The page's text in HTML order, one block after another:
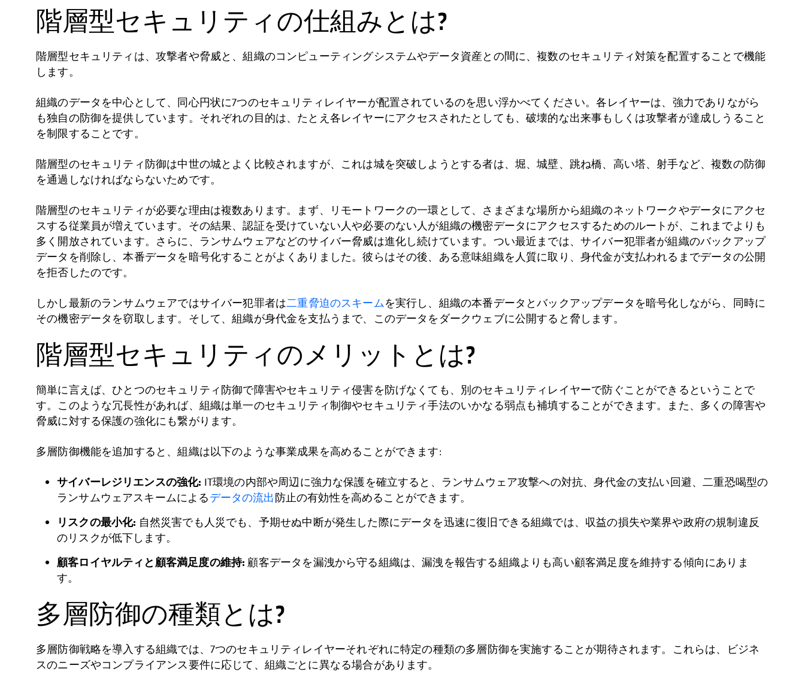
階層型セキュリティの仕組みとは?
階層型セキュリティは、攻撃者や脅威と、組織のコンピューティングシステムやデータ資産との間に、複数のセキュリティ対策を配置することで機能
します。
組織のデータを中心として、同心円状に7つのセキュリティレイヤーが配置されているのを思い浮かべてください。各レイヤーは、強力でありながら
も独自の防御を提供しています。それぞれの目的は、たとえ各レイヤーにアクセスされたとしても、破壊的な出来事もしくは攻撃者が達成しうること
を制限することです。
階層型のセキュリティ防御は中世の城とよく比較されますが、これは城を突破しようとする者は、堀、城壁、跳ね橋、高い塔、射手など、複数の防御
を通過しなければならないためです。
階層型のセキュリティが必要な理由は複数あります。まず、リモートワークの一環として、さまざまな場所から組織のネットワークやデータにアクセ
スする従業員が増えています。その結果、認証を受けていない人や必要のない人が組織の機密データにアクセスするためのルートが、これまでよりも
多く開放されています。さらに、ランサムウェアなどのサイバー脅威は進化し続けています。つい最近までは、サイバー犯罪者が組織のバックアップ
データを削除し、本番データを暗号化することがよくありました。彼らはその後、ある意味組織を人質に取り、身代金が支払われるまでデータの公開
を拒否したのです。
しかし最新のランサムウェアではサイバー犯罪者は二重脅迫のスキームを実行し、組織の本番データとバックアップデータを暗号化しながら、同時に
その機密データを窃取します。そして、組織が身代金を支払うまで、このデータをダークウェブに公開すると脅します。
階層型セキュリティのメリットとは?
簡単に言えば、ひとつのセキュリティ防御で障害やセキュリティ侵害を防げなくても、別のセキュリティレイヤーで防ぐことができるということで
す。このような冗長性があれば、組織は単一のセキュリティ制御やセキュリティ手法のいかなる弱点も補填することができます。また、多くの障害や
脅威に対する保護の強化にも繋がります。
多層防御機能を追加すると、組織は以下のような事業成果を高めることができます:
サイバーレジリエンスの強化: IT環境の内部や周辺に強力な保護を確立すると、ランサムウェア攻撃への対抗、身代金の支払い回避、二重恐喝型の
ランサムウェアスキームによるデータの流出防止の有効性を高めることができます。
リスクの最小化: 自然災害でも人災でも、予期せぬ中断が発生した際にデータを迅速に復旧できる組織では、収益の損失や業界や政府の規制違反
のリスクが低下します。
顧客ロイヤルティと顧客満足度の維持: 顧客データを漏洩から守る組織は、漏洩を報告する組織よりも高い顧客満足度を維持する傾向にありま
す。
多層防御の種類とは?
多層防御戦略を導入する組織では、7つのセキュリティレイヤーそれぞれに特定の種類の多層防御を実施することが期待されます。これらは、ビジネ
スのニーズやコンプライアンス要件に応じて、組織ごとに異なる場合があります。